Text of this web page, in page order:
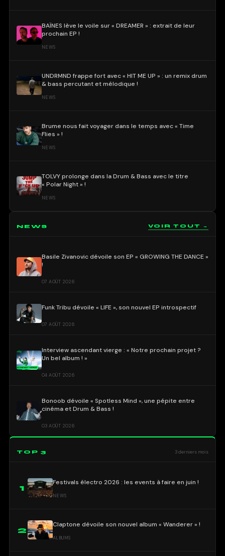
BAÏNES lève le voile sur « DREAMER » : extrait de leur
prochain EP !
NEWS
UNDRMND frappe fort avec « HIT ME UP » : un remix drum
& bass percutant et mélodique !
NEWS
Brume nous fait voyager dans le temps avec « Time
Flies » !
NEWS
TOLVY prolonge dans la Drum & Bass avec le titre
« Polar Night » !
NEWS
NEWS VOIR TOUT →
Basile Zivanovic dévoile son EP « GROWING THE DANCE »
!
07 AOÛT 2026
Funk Tribu dévoile « LIFE », son nouvel EP introspectif
07 AOÛT 2026
Interview ascendant vierge : « Notre prochain projet ?
Un bel album ! »
04 AOÛT 2026
Bonoob dévoile « Spotless Mind », une pépite entre
cinéma et Drum & Bass !
03 AOÛT 2026
TOP 3 3 derniers mois
1
Festivals électro 2026 : les events à faire en juin !
NEWS
2
Claptone dévoile son nouvel album « Wanderer » !
ALBUMS